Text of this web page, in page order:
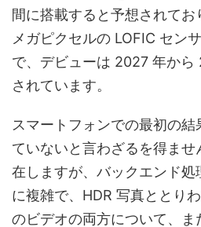
間に搭載すると予想されて
メガピクセルの LOFIC セン
で、デビューは 2027 年から
されています。
スマートフォンでの最初の
ていないと言わざるを得ま
在しますが、バックエンド処
に複雑で、HDR 写真ととり
のビデオの両方について、